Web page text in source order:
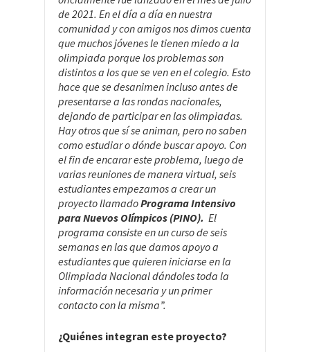
de 2021. En el día a día en nuestra
comunidad y con amigos nos dimos cuenta
que muchos jóvenes le tienen miedo a la
olimpiada porque los problemas son
distintos a los que se ven en el colegio. Esto
hace que se desanimen incluso antes de
presentarse a las rondas nacionales,
dejando de participar en las olimpiadas.
Hay otros que sí se animan, pero no saben
como estudiar o dónde buscar apoyo. Con
el fin de encarar este problema, luego de
varias reuniones de manera virtual, seis
estudiantes empezamos a crear un
proyecto llamadoPrograma Intensivo
para Nuevos Olímpicos (PINO). El
programa consiste en un curso de seis
semanas en las que damos apoyo a
estudiantes que quieren iniciarse en la
Olimpiada Nacional dándoles toda la
información necesaria y un primer
contacto con la misma”.
¿Quiénes integran este proyecto?